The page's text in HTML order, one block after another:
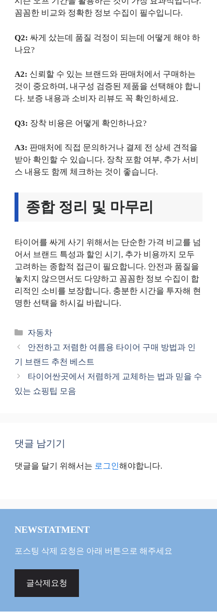
꼼꼼한 비교와 정확한 정보 수집이 필수입니다.
Q2: 싸게 샀는데 품질 걱정이 되는데 어떻게 해야 하
나요?
A2: 신뢰할 수 있는 브랜드와 판매처에서 구매하는
것이 중요하며, 내구성 검증된 제품을 선택해야 합니
다. 보증 내용과 소비자 리뷰도 꼭 확인하세요.
Q3: 장착 비용은 어떻게 확인하나요?
A3: 판매처에 직접 문의하거나 결제 전 상세 견적을
받아 확인할 수 있습니다. 장착 포함 여부, 추가 서비
스 내용도 함께 체크하는 것이 좋습니다.
종합 정리 및 마무리
타이어를 싸게 사기 위해서는 단순한 가격 비교를 넘
어서 브랜드 특성과 할인 시기, 추가 비용까지 모두
고려하는 종합적 접근이 필요합니다. 안전과 품질을
놓치지 않으면서도 다양하고 꼼꼼한 정보 수집이 합
리적인 소비를 보장합니다. 충분한 시간을 투자해 현
명한 선택을 하시길 바랍니다.
카
테
리
자동차
안전하고 저렴한 여름용 타이어 구매 방법과 인
기 브랜드 추천 베스트
타이어싼곳에서 저렴하게 교체하는 법과 믿을 수
있는 쇼핑팁 모음
댓글 남기기
댓글을 달기 위해서는 로그인해야합니다.
NEWSTATMENT
포스팅 삭제 요청은 아래 버튼으로 해주세요
글삭제요청